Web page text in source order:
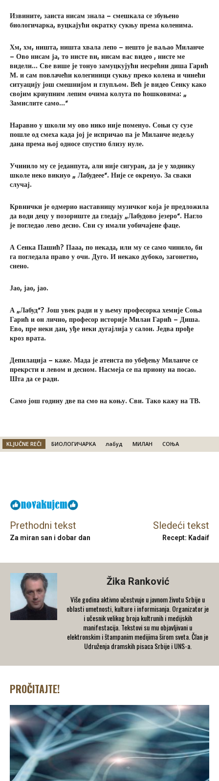
Извините, заиста нисам знала – смешкала се збуњено
биологичарка, вуцкајући ократку сукњу према коленима.
Хм, хм, ништа, ништа хвала лепо – нешто је ваљао Миланче
– Ово нисам ја, то нисте ви, нисам вас видео , нисте ме
видели… Све више је тонуо замуцкујући несрећни диша Гарић
М. и сам повлачећи колегиници сукњу преко колена и чинећи
ситуацију још смешнијом и глупљом. Већ је видео Сенку како
својим криупним лепим очима колута по ћошковима: „
Замислите само…“
Наравно у школи му ово нико није поменуо. Соњи су сузе
пошле од смеха када јој је испричао па је Миланче недељу
дана према њој односе спустио близу нуле.
Учинило му се једанпута, али није сигуран, да је у ходнику
школе неко викнуо „ Лабудеее“. Није се окренуо. За сваки
случај.
Крвнички је одмерио наставницу музичког која је предложила
да води децу у позориште да гледају „Лабудово језеро“. Нагло
је погледао лево десно. Сви су имали уобичајене фаце.
А Сенка Пашић? Пааа, по некада, или му се само чинило, би
га погледала право у очи. Дуго. И некако дубоко, загонетно,
снено.
Јао, јао, јао.
А „Лабуд“? Још увек ради и у њему професорка хемије Соња
Гарић и он лично, професор историје Милан Гарић – Диша.
Ево, пре неки дан, уђе неки дугајлија у салон. Једва прође
кроз врата.
Депилација – каже. Мада је атеиста по убеђењу Миланче се
прекрсти и левом и десном. Насмеја се па приону на посао.
Шта да се ради.
Само још годину две па смо на коњу. Сви. Тако кажу на ТВ.
KLJUČNE REČI БИОЛОГИЧАРКА лабуд МИЛАН СОЊА
Prethodni tekst
Za miran san i dobar dan
Sledeći tekst
Recept: Kadaif
Žika Ranković
Više godina aktivno učestvuje u javnom životu Srbije u
oblasti umetnosti, kulture i informisanja. Organizator je
i učesnik velikog broja kultrunih i medijskih
manifestacija. Tekstovi su mu objavljivani u
elektronskim i štampanim medijima širom sveta. Član je
Udruženja dramskih pisaca Srbije i UNS-a.
PROČITAJTE!